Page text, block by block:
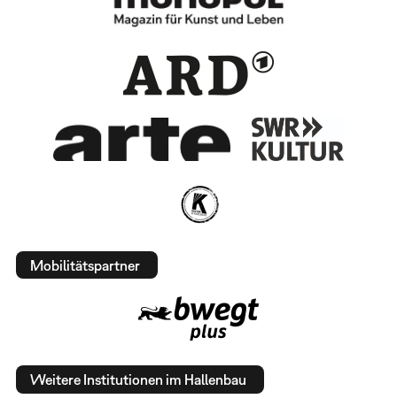
Mobilitätspartner
Weitere Institutionen im Hallenbau